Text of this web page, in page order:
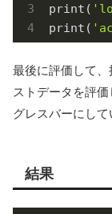
print(
print(
最後に評価して
ストデータを評
グレスバーにして
結果